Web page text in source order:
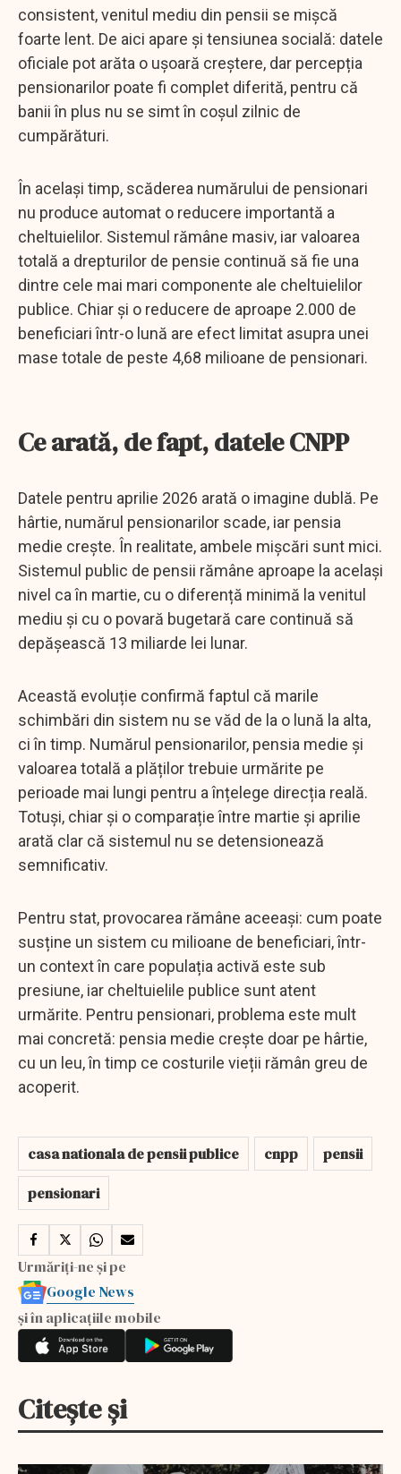
consistent, venitul mediu din pensii se mișcă
foarte lent. De aici apare și tensiunea socială: datele
oficiale pot arăta o ușoară creștere, dar percepția
pensionarilor poate fi complet diferită, pentru că
banii în plus nu se simt în coșul zilnic de
cumpărături.
În același timp, scăderea numărului de pensionari
nu produce automat o reducere importantă a
cheltuielilor. Sistemul rămâne masiv, iar valoarea
totală a drepturilor de pensie continuă să fie una
dintre cele mai mari componente ale cheltuielilor
publice. Chiar și o reducere de aproape 2.000 de
beneficiari într-o lună are efect limitat asupra unei
mase totale de peste 4,68 milioane de pensionari.
Ce arată, de fapt, datele CNPP
Datele pentru aprilie 2026 arată o imagine dublă. Pe
hârtie, numărul pensionarilor scade, iar pensia
medie crește. În realitate, ambele mișcări sunt mici.
Sistemul public de pensii rămâne aproape la același
nivel ca în martie, cu o diferență minimă la venitul
mediu și cu o povară bugetară care continuă să
depășească 13 miliarde lei lunar.
Această evoluție confirmă faptul că marile
schimbări din sistem nu se văd de la o lună la alta,
ci în timp. Numărul pensionarilor, pensia medie și
valoarea totală a plăților trebuie urmărite pe
perioade mai lungi pentru a înțelege direcția reală.
Totuși, chiar și o comparație între martie și aprilie
arată clar că sistemul nu se detensionează
semnificativ.
Pentru stat, provocarea rămâne aceeași: cum poate
susține un sistem cu milioane de beneficiari, într-
un context în care populația activă este sub
presiune, iar cheltuielile publice sunt atent
urmărite. Pentru pensionari, problema este mult
mai concretă: pensia medie crește doar pe hârtie,
cu un leu, în timp ce costurile vieții rămân greu de
acoperit.
casa nationala de pensii publice cnpp
pensii
pensionari
Urmăriți-ne și pe
Google News
și în aplicațiile mobile
Citește și